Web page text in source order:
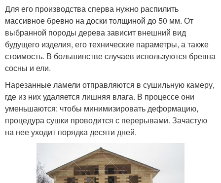
Для его производства сперва нужно распилить
массивное бревно на доски толщиной до 50 мм. От
выбранной породы дерева зависит внешний вид
будущего изделия, его технические параметры, а также
стоимость. В большинстве случаев используются бревна
сосны и ели.
Нарезанные ламели отправляются в сушильную камеру,
где из них удаляется лишняя влага. В процессе они
уменьшаются: чтобы минимизировать деформацию,
процедура сушки проводится с перерывами. Зачастую
на нее уходит порядка десяти дней.